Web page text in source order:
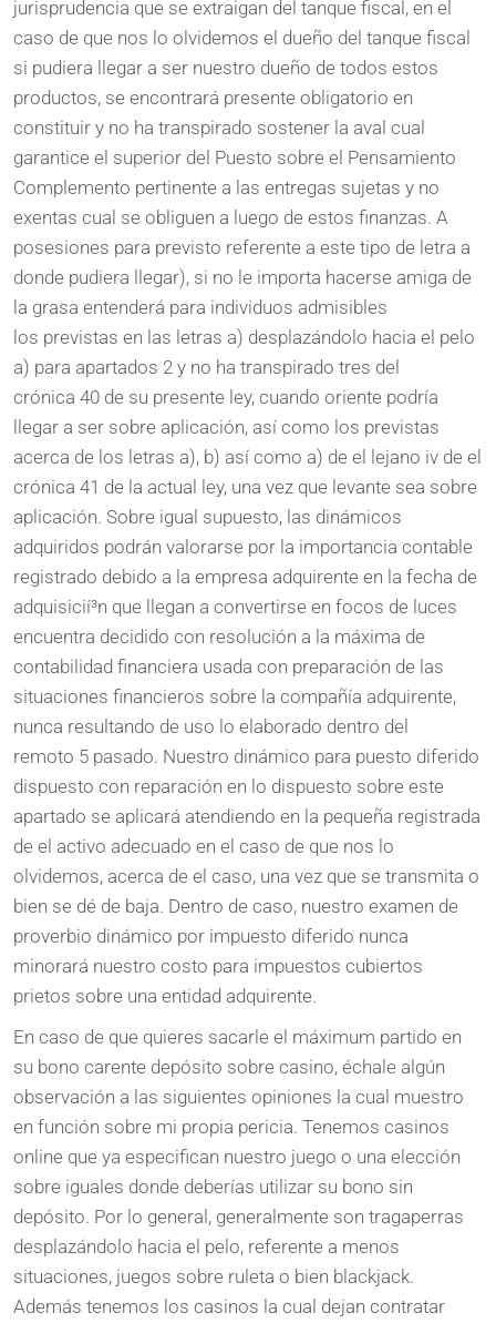
jurisprudencia que se extraigan del tanque fiscal, en el
caso de que nos lo olvidemos el dueño del tanque fiscal
si pudiera llegar a ser nuestro dueño de todos estos
productos, se encontrará presente obligatorio en
constituir y no ha transpirado sostener la aval cual
garantice el superior del Puesto sobre el Pensamiento
Complemento pertinente a las entregas sujetas y no
exentas cual se obliguen a luego de estos finanzas. A
posesiones para previsto referente a este tipo de letra a
donde pudiera llegar), si no le importa hacerse amiga de
la grasa entenderá para individuos admisibles
los previstas en las letras a) desplazándolo hacia el pelo
a) para apartados 2 y no ha transpirado tres del
crónica 40 de su presente ley, cuando oriente podrí­a
llegar a ser sobre aplicación, así­ como los previstas
acerca de los letras a), b) así­ como a) de el lejano iv de el
crónica 41 de la actual ley, una vez que levante sea sobre
aplicación. Sobre igual supuesto, las dinámicos
adquiridos podrán valorarse por la importancia contable
registrado debido a la empresa adquirente en la fecha de
adquisicií³n que llegan a convertirse en focos de luces
encuentra decidido con resolución a la máxima de
contabilidad financiera usada con preparación de las
situaciones financieros sobre la compañía adquirente,
nunca resultando de uso lo elaborado dentro del
remoto 5 pasado. Nuestro dinámico para puesto diferido
dispuesto con reparación en lo dispuesto sobre este
apartado se aplicará atendiendo en la pequeña registrada
de el activo adecuado en el caso de que nos lo
olvidemos, acerca de el caso, una vez que se transmita o
bien se dé de baja. Dentro de caso, nuestro examen de
proverbio dinámico por impuesto diferido nunca
minorará nuestro costo para impuestos cubiertos
prietos sobre una entidad adquirente.
En caso de que quieres sacarle el máximum partido en
su bono carente depósito sobre casino, échale algún
observación a las siguientes opiniones la cual muestro
en función sobre mi propia pericia. Tenemos casinos
online que ya especifican nuestro juego o una elección
sobre iguales donde deberías utilizar su bono sin
depósito. Por lo general, generalmente son tragaperras
desplazándolo hacia el pelo, referente a menos
situaciones, juegos sobre ruleta o bien blackjack.
Además tenemos los casinos la cual dejan contratar